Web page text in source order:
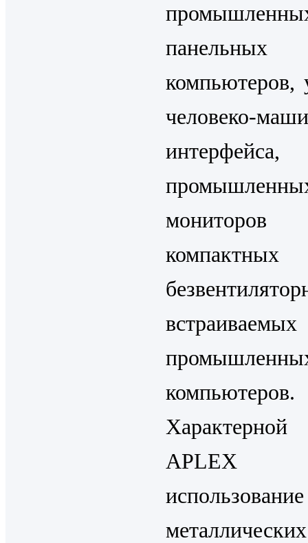
панельных
компьютеров,
человеко-
интерфейса,
компактных
встраиваемых
компьютеров.
APLEX
металлических